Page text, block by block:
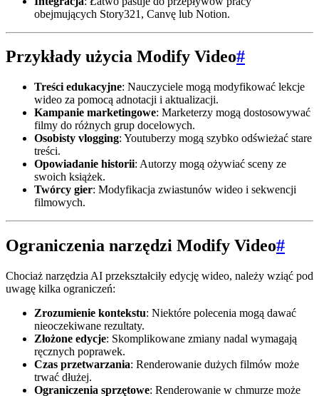
obejmujących Story321, Canvę lub Notion.
Przykłady użycia Modify Video#
Treści edukacyjne: Nauczyciele mogą modyfikować lekcje
wideo za pomocą adnotacji i aktualizacji.
Kampanie marketingowe: Marketerzy mogą dostosowywać
filmy do różnych grup docelowych.
Osobisty vlogging: Youtuberzy mogą szybko odświeżać stare
treści.
Opowiadanie historii: Autorzy mogą ożywiać sceny ze
swoich książek.
Twórcy gier: Modyfikacja zwiastunów wideo i sekwencji
filmowych.
Ograniczenia narzędzi Modify Video#
Chociaż narzędzia AI przekształciły edycję wideo, należy wziąć pod
uwagę kilka ograniczeń:
Zrozumienie kontekstu: Niektóre polecenia mogą dawać
nieoczekiwane rezultaty.
Złożone edycje: Skomplikowane zmiany nadal wymagają
ręcznych poprawek.
Czas przetwarzania: Renderowanie dużych filmów może
trwać dłużej.
Ograniczenia sprzętowe: Renderowanie w chmurze może